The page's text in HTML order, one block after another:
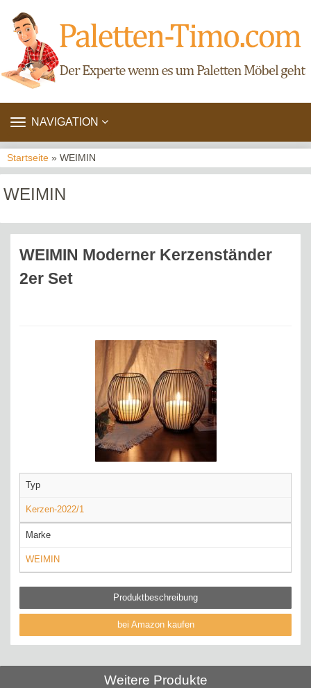
TOGGLE
NAVIGATION
Startseite » WEIMIN
WEIMIN
WEIMIN Moderner Kerzenständer
2er Set
Typ
Kerzen-2022/1
Marke
WEIMIN
Produktbeschreibung
bei Amazon kaufen
Weitere Produkte